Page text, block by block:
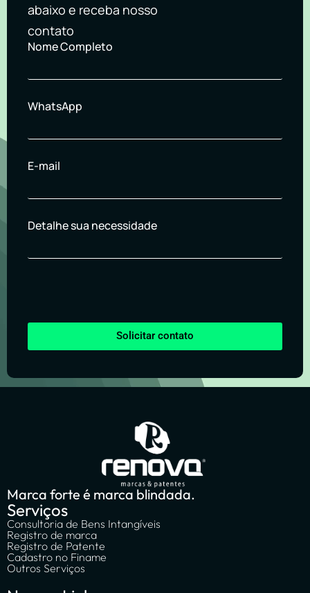
abaixo e receba nosso
contato
Nome Completo
WhatsApp
E-mail
Detalhe sua necessidade
Solicitar contato
Marca forte é marca blindada.
Serviços
Consultoria de Bens Intangíveis
Registro de marca
Registro de Patente
Cadastro no Finame
Outros Serviços